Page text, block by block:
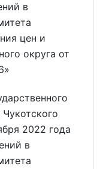
в
цен и
округа от
2022 года
в